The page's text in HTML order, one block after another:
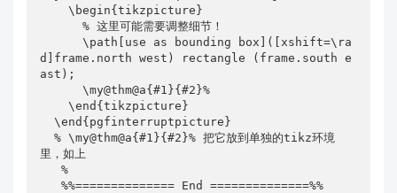
    \begin{tikzpicture}
      % 这里可能需要调整细节！
      \path[use as bounding box]([xshift=\ra
d]frame.north west) rectangle (frame.south e
ast);
      \my@thm@a{#1}{#2}%
    \end{tikzpicture}
  \end{pgfinterruptpicture}
  % \my@thm@a{#1}{#2}% 把它放到单独的tikz环境
里，如上
   %
   %%============== End ==============%%